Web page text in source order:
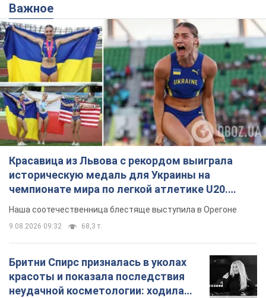
Важное
Красавица из Львова с рекордом выиграла
историческую медаль для Украины на
чемпионате мира по легкой атлетике U20.
Видео
Наша соотечественница блестяще выступила в Орегоне
9.08.2026 09:32 68,3 т.
Бритни Спирс призналась в уколах
красоты и показала последствия
неудачной косметологии: ходила